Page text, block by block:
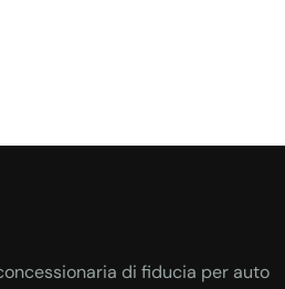
di fiducia per auto